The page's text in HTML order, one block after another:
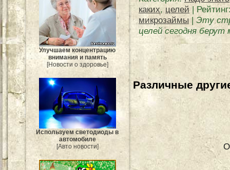
Улучшаем концентрацию
внимания и память
[Новости о здоровье]
Используем светодиоды в
автомобиле
[Авто новости]
каких, целей | Рейтинг
микрозаймы | Эту
целей сегодня берут
Различные